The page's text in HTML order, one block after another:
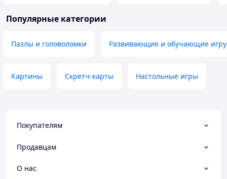
Популярные категории
Пазлы и головоломки Развивающие и обучающие
Картины Скретч-карты Настольные игры
Покупателям
Продавцам
О нас